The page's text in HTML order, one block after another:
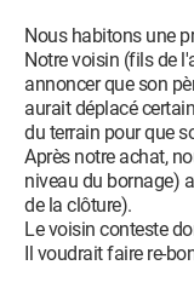
Nous habitons une
Notre voisin (fils de
annoncer que son
aurait déplacé
du terrain pour que
Après notre achat,
niveau du bornage)
de la clôture).
Le voisin conteste
Il voudrait faire re-